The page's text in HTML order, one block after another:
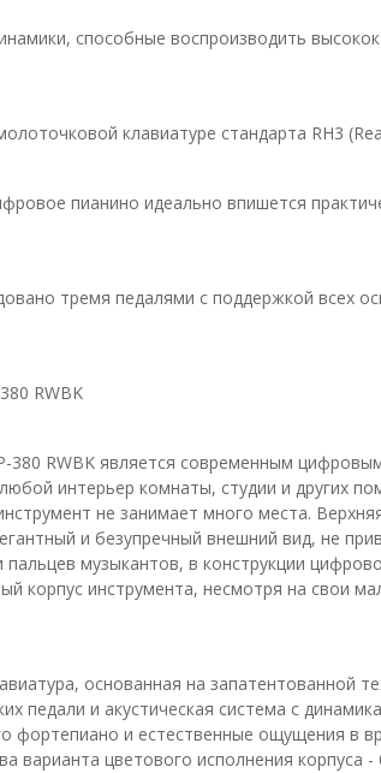
способные воспроизводить
клавиатуре стандарта RH3
пианино идеально впишется
тремя педалями с поддержкой всех
RWBK
RWBK является современным
интерьер комнаты, студии и других
не занимает много места.
и безупречный внешний вид, не
музыкантов, в конструкции
корпус инструмента, несмотря на свои
основанная на запатентованной
педали и акустическая система с
и естественные ощущения в
варианта цветового исполнения корпуса